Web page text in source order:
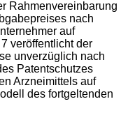
Rahmenvereinbarung
nach
auf
veröffentlicht der
unverzüglich nach
Patentschutzes
Arzneimittels auf
des fortgeltenden